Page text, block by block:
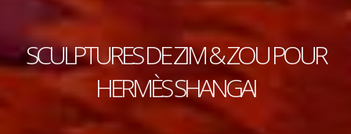
SCULPTURES DE ZIM & ZOU POUR
HERMÈS SHANGAI